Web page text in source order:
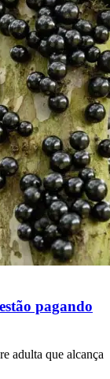
pagando
adulta que alcança